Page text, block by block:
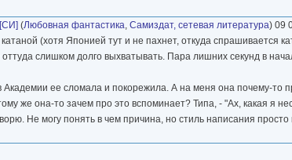
(Любовная фантастика, Самиздат, сетевая литература) 09
(хотя Японией тут и не пахнет, откуда спрашивается
оттуда слишком долго выхватывать. Пара лишних секунд в
Академии ее сломала и покорежила. А на меня она почему-
же она-то зачем про это вспоминает? Типа, - "Ах, какая я
Не могу понять в чем причина, но стиль написания